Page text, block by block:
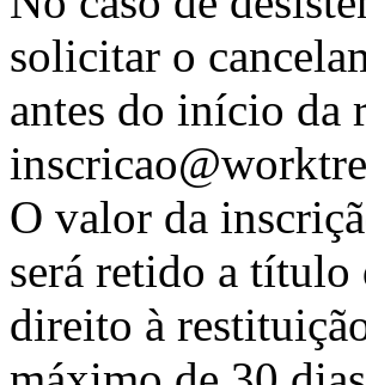
solicitar o
antes do início da
O valor da
será retido a título
direito à